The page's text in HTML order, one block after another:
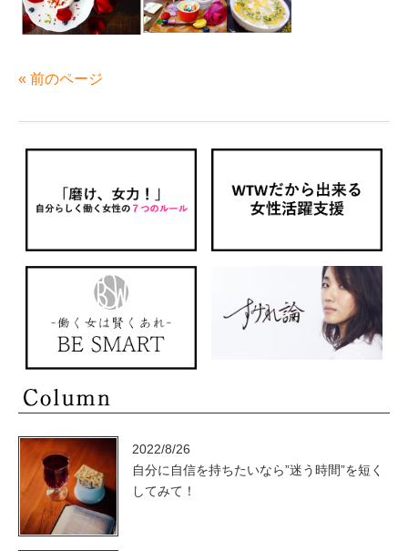
« 前のページ
2022/8/26
自分に自信を持ちたいなら”迷う時間”を短く
してみて！